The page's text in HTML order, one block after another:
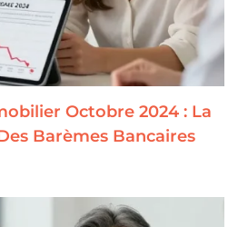
Octobre 2024 : La
Barèmes Bancaires